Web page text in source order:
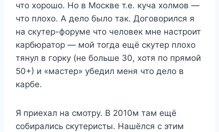
что хорошо. Но в Москве т.е. куча холмов —
что плохо. А дело было так. Договорился я
на скутер-форуме что человек мне настроит
карбюратор — мой тогда ещё скутер плохо
тянул в горку (не больше 30, хотя по прямой
50+) и «мастер» убедил меня что дело в
карбе.
Я приехал на смотру. В 2010м там ещё
собирались скутеристы. Нашёлся с этим